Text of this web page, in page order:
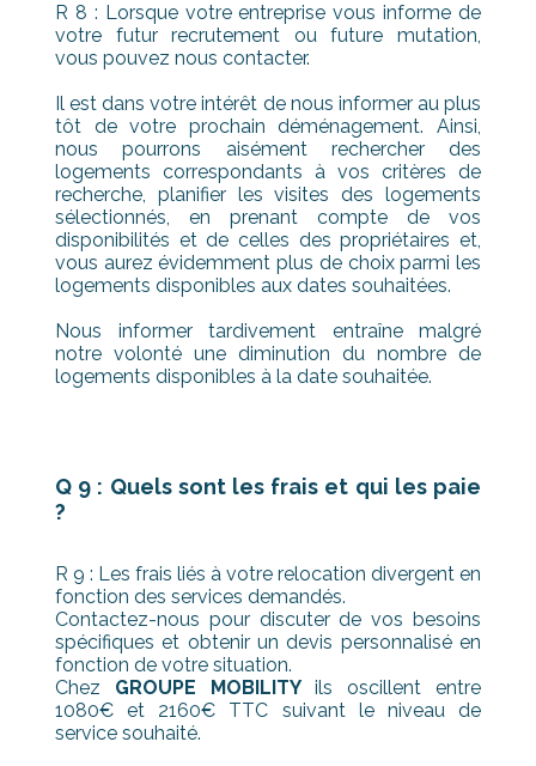
R 8 : Lorsque votre entreprise vous informe de
votre futur recrutement ou future mutation,
vous pouvez nous contacter.
Il est dans votre intérêt de nous informer au plus
tôt de votre prochain déménagement. Ainsi,
nous pourrons aisément rechercher des
logements correspondants à vos critères de
recherche, planifier les visites des logements
sélectionnés, en prenant compte de vos
disponibilités et de celles des propriétaires et,
vous aurez évidemment plus de choix parmi les
logements disponibles aux dates souhaitées.
Nous informer tardivement entraîne malgré
notre volonté une diminution du nombre de
logements disponibles à la date souhaitée.
Q 9 : Quels sont les frais et qui les paie
?
R 9 : Les frais liés à votre relocation divergent en
fonction des services demandés.
Contactez-nous pour discuter de vos besoins
spécifiques et obtenir un devis personnalisé en
fonction de votre situation.
Chez GROUPE MOBILITYils oscillent entre
1080€ et 2160€ TTC suivant le niveau de
service souhaité.